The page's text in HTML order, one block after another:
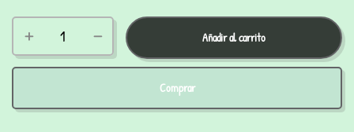
Añadir al carrito
Comprar